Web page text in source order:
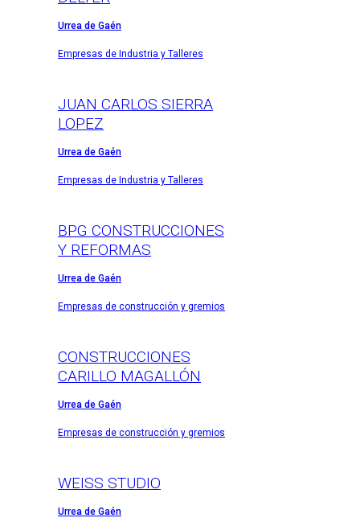
Urrea de Gaén
Empresas de Industria y Talleres
JUAN CARLOS SIERRA
LOPEZ
Urrea de Gaén
Empresas de Industria y Talleres
BPG CONSTRUCCIONES
Y REFORMAS
Urrea de Gaén
Empresas de construcción y gremios
CONSTRUCCIONES
CARILLO MAGALLÓN
Urrea de Gaén
Empresas de construcción y gremios
WEISS STUDIO
Urrea de Gaén